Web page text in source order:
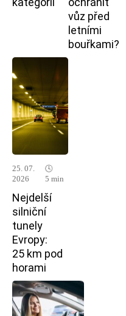
vůz před
letními
bouřkami?
25. 07.
2026
🕓
5 min
Nejdelší
silniční
tunely
Evropy:
25 km pod
horami